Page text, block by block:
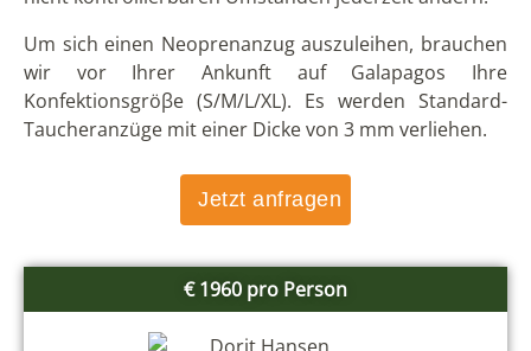
Um sich einen Neoprenanzug auszuleihen, brauchen
wir vor Ihrer Ankunft auf Galapagos Ihre
Konfektionsgröβe (S/M/L/XL). Es werden Standard-
Taucheranzüge mit einer Dicke von 3 mm verliehen.
Jetzt anfragen
€ 1960 pro Person